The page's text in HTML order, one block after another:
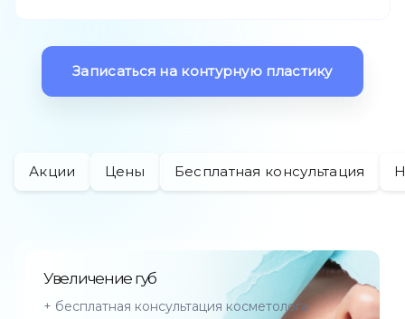
Позвонить +7 (812) 710 00 10
Онлайн подбор косметологических процедур
Мы в соц сетях
Записаться на контурную пластику
Акции Цены Бесплатная консультация
Увеличение губ
+ бесплатная консультация косметолога